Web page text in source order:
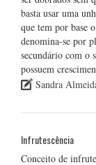
basta usar uma
que tem por base
denomina-se por
secundário com o
possuem
Sandra
Infrutescência
Conceito de